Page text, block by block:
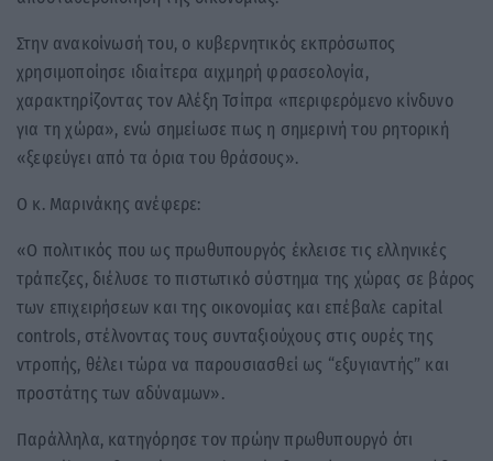
Στην ανακοίνωσή του, ο κυβερνητικός εκπρόσωπος
χρησιμοποίησε ιδιαίτερα αιχμηρή φρασεολογία,
χαρακτηρίζοντας τον Αλέξη Τσίπρα «περιφερόμενο κίνδυνο
για τη χώρα», ενώ σημείωσε πως η σημερινή του ρητορική
«ξεφεύγει από τα όρια του θράσους».
Ο κ. Μαρινάκης ανέφερε:
«Ο πολιτικός που ως πρωθυπουργός έκλεισε τις ελληνικές
τράπεζες, διέλυσε το πιστωτικό σύστημα της χώρας σε βάρος
των επιχειρήσεων και της οικονομίας και επέβαλε capital
controls, στέλνοντας τους συνταξιούχους στις ουρές της
ντροπής, θέλει τώρα να παρουσιασθεί ως “εξυγιαντής” και
προστάτης των αδύναμων».
Παράλληλα, κατηγόρησε τον πρώην πρωθυπουργό ότι